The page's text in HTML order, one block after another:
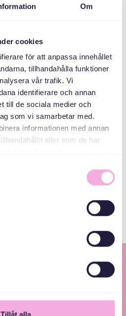
Om
cookies
för att anpassa innehållet
tillhandahålla funktioner
vår trafik. Vi
identifierare och annan
till de sociala medier och
som vi samarbetar med.
informationen med annan
eller som de har
Tillåt alla
med baby
Email